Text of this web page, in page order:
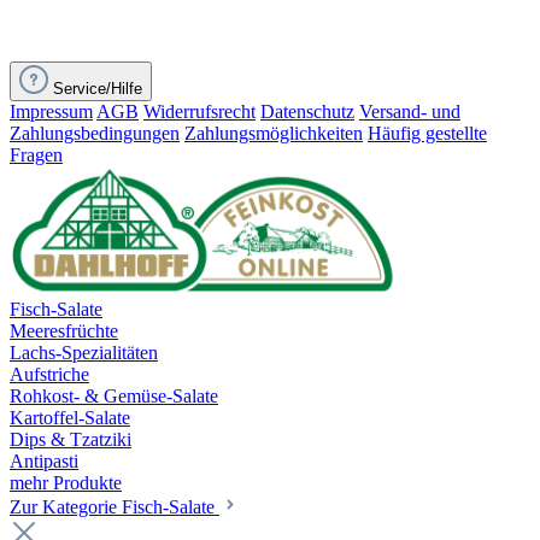
Service/Hilfe
Impressum AGB Widerrufsrecht Datenschutz Versand- und
Zahlungsbedingungen Zahlungsmöglichkeiten Häufig gestellte
Fragen
Fisch-Salate
Meeresfrüchte
Lachs-Spezialitäten
Aufstriche
Rohkost- & Gemüse-Salate
Kartoffel-Salate
Dips & Tzatziki
Antipasti
mehr Produkte
Zur Kategorie Fisch-Salate